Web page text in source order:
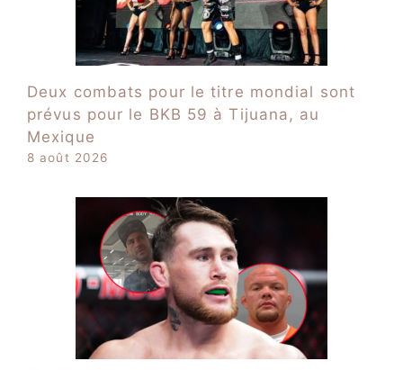
Deux combats pour le titre mondial sont
prévus pour le BKB 59 à Tijuana, au
Mexique
8 août 2026